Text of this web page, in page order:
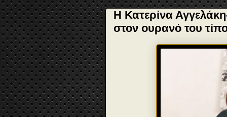
Η Κατερίνα
στον ουρανό του